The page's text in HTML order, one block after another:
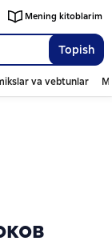
Topish
Mening kitoblarim
va vebtunlar